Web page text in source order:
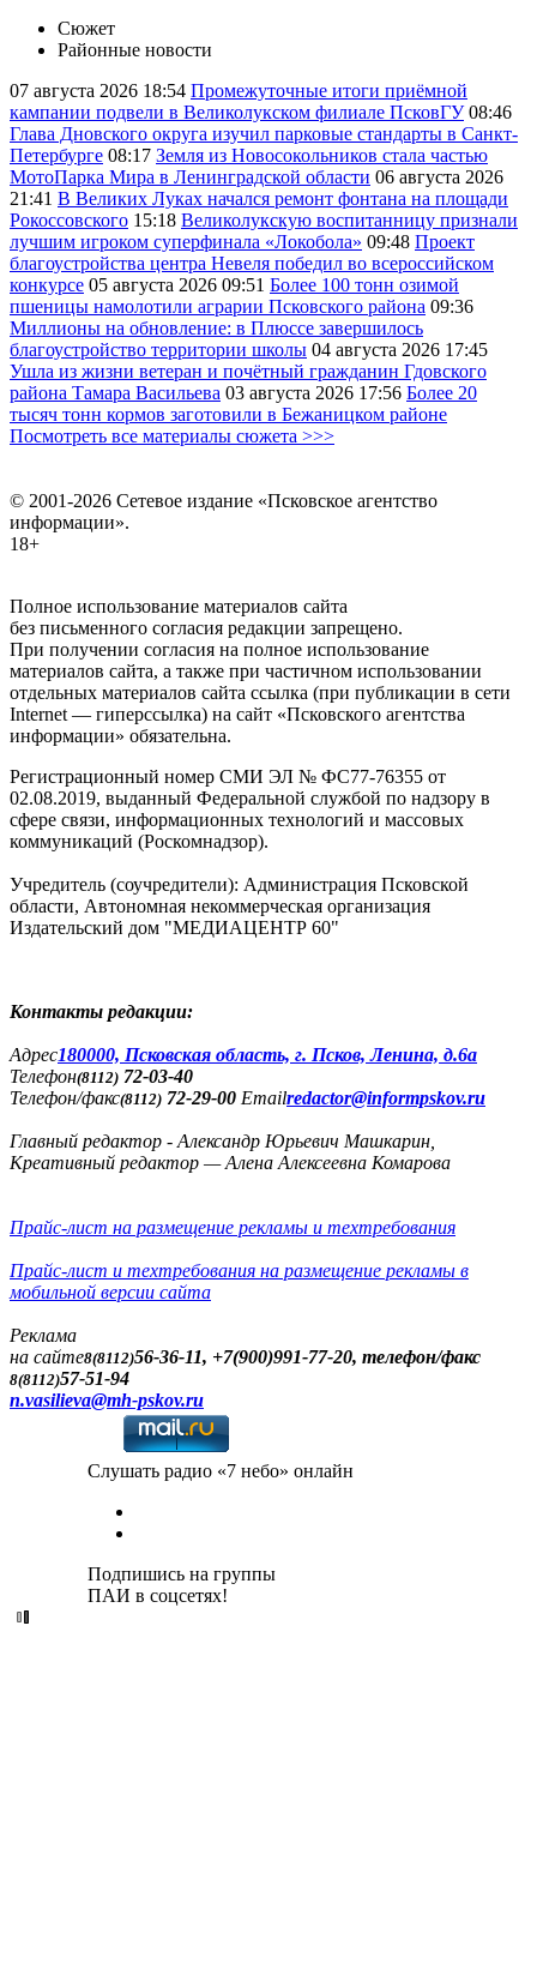
Сюжет
Районные новости
07 августа 2026 18:54 Промежуточные итоги приёмной
кампании подвели в Великолукском филиале ПсковГУ 08:46
Глава Дновского округа изучил парковые стандарты в Санкт-
Петербурге 08:17 Земля из Новосокольников стала частью
МотоПарка Мира в Ленинградской области 06 августа 2026
21:41 В Великих Луках начался ремонт фонтана на площади
Рокоссовского 15:18 Великолукскую воспитанницу признали
лучшим игроком суперфинала «Локобола» 09:48 Проект
благоустройства центра Невеля победил во всероссийском
конкурсе 05 августа 2026 09:51 Более 100 тонн озимой
пшеницы намолотили аграрии Псковского района 09:36
Миллионы на обновление: в Плюссе завершилось
благоустройство территории школы 04 августа 2026 17:45
Ушла из жизни ветеран и почётный гражданин Гдовского
района Тамара Васильева 03 августа 2026 17:56 Более 20
тысяч тонн кормов заготовили в Бежаницком районе
Посмотреть все материалы сюжета >>>
© 2001-2026 Сетевое издание «Псковское агентство
информации».
18+
Полное использование материалов сайта
без письменного согласия редакции запрещено.
При получении согласия на полное использование
материалов сайта, а также при частичном использовании
отдельных материалов сайта ссылка (при публикации в сети
Internet — гиперссылка) на сайт «Псковского агентства
информации» обязательна.
Регистрационный номер СМИ ЭЛ № ФС77-76355 от
02.08.2019, выданный Федеральной службой по надзору в
сфере связи, информационных технологий и массовых
коммуникаций (Роскомнадзор).
Учредитель (соучредители): Администрация Псковской
области, Автономная некоммерческая организация
Издательский дом "МЕДИАЦЕНТР 60"
Контакты редакции:
Адреc180000, Псковская область, г. Псков, Ленина, д.6а
Телефон(8112) 72-03-40
Телефон/факс(8112) 72-29-00 Emailredactor@informpskov.ru
Главный редактор - Александр Юрьевич Машкарин,
Креативный редактор — Алена Алексеевна Комарова
Прайс-лист на размещение рекламы и техтребования
Прайс-лист и техтребования на размещение рекламы в
мобильной версии сайта
Реклама
на сайте8(8112)56-36-11, +7(900)991-77-20, телефон/факс
8(8112)57-51-94
n.vasilieva@mh-pskov.ru
Слушать радио «7 небо» онлайн
Подпишись на группы
ПАИ в соцсетях!